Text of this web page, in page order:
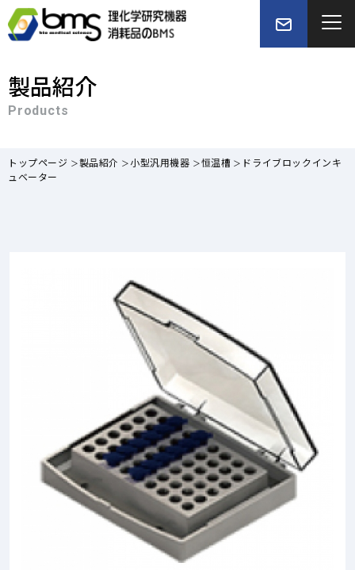
製品紹介
Products
トップページ 製品紹介 小型汎用機器 恒温槽
ドライブロックインキ
ュベーター